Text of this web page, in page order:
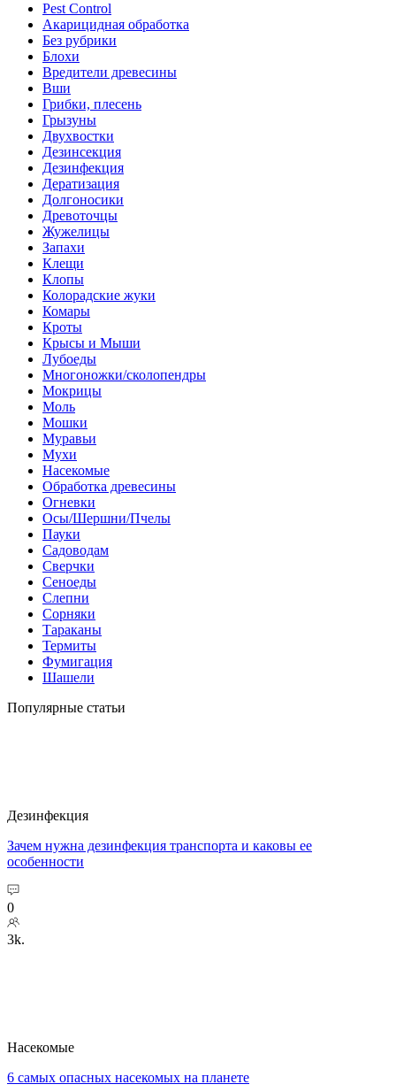
Pest Control
Акарицидная обработка
Без рубрики
Блохи
Вредители древесины
Вши
Грибки, плесень
Грызуны
Двухвостки
Дезинсекция
Дезинфекция
Дератизация
Долгоносики
Древоточцы
Жужелицы
Запахи
Клещи
Клопы
Колорадские жуки
Комары
Кроты
Крысы и Мыши
Лубоеды
Многоножки/сколопендры
Мокрицы
Моль
Мошки
Муравьи
Мухи
Насекомые
Обработка древесины
Огневки
Осы/Шершни/Пчелы
Пауки
Садоводам
Сверчки
Сеноеды
Слепни
Сорняки
Тараканы
Термиты
Фумигация
Шашели
Популярные статьи
Дезинфекция
Зачем нужна дезинфекция транспорта и каковы ее
особенности
0
3k.
Насекомые
6 самых опасных насекомых на планете